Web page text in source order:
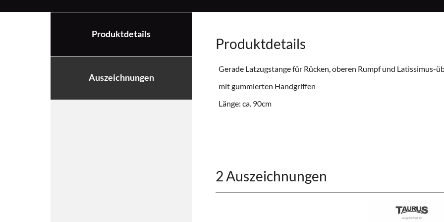
Produktdetails
Auszeichnungen
Produktdetails
Gerade Latzugstange für Rücken, oberen Rumpf und Latissimus-
mit gummierten Handgriffen
Länge: ca. 90cm
2 Auszeichnungen